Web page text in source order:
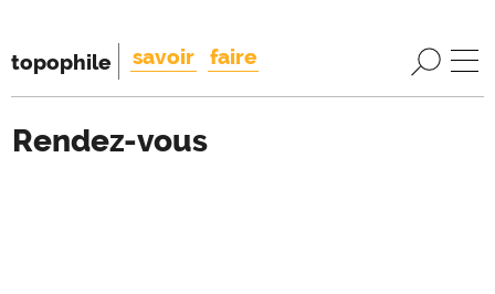
topophile savoir faire
Rendez-vous